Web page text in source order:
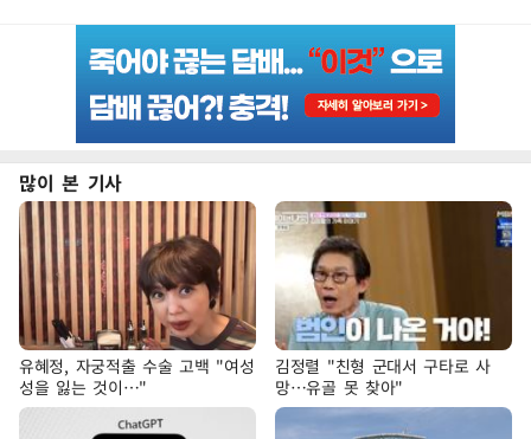
많이 본 기사
유혜정, 자궁적출 수술 고백 "여성
성을 잃는 것이…"
김정렬 "친형 군대서 구타로 사
망…유골 못 찾아"